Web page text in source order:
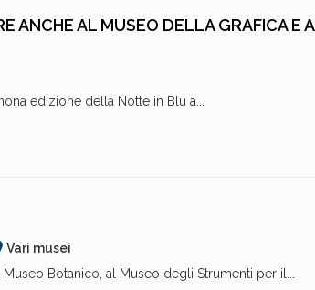
ANCHE AL MUSEO DELLA GRAFICA E
edizione della Notte in Blu a...
Vari musei
Botanico, al Museo degli Strumenti per il...